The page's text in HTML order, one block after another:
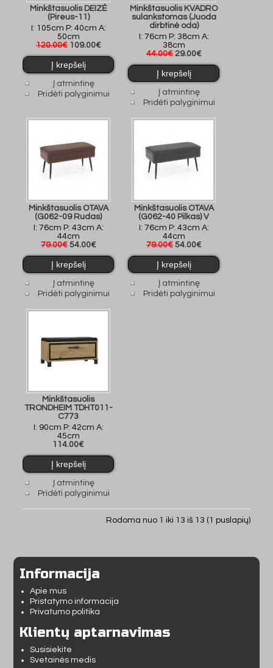
Minkštasuolis DEIZĖ
(Pireus-11)
I: 105cm P: 40cm A:
50cm
120.00€ 109.00€
Į atmintinę
Pridėti palyginimui
Minkštasuolis KVADRO
sulankstomas (Juoda
dirbtinė oda)
I: 76cm P: 38cm A:
38cm
44.00€ 29.00€
Į atmintinę
Pridėti palyginimui
Minkštasuolis OTAVA
(G062-09 Rudas)
I: 76cm P: 43cm A:
44cm
79.00€ 54.00€
Į atmintinę
Pridėti palyginimui
Minkštasuolis OTAVA
(G062-40 Pilkas) V
I: 76cm P: 43cm A:
44cm
79.00€ 54.00€
Į atmintinę
Pridėti palyginimui
Minkštasuolis
TRONDHEIM TDHT011-
C773
I: 90cm P: 42cm A:
45cm
114.00€
Į atmintinę
Pridėti palyginimui
Rodoma nuo 1 iki 13 iš 13 (1 puslapių)
Informacija
Apie mus
Pristatymo informacija
Privatumo politika
Klientų aptarnavimas
Susisiekite
Svetainės medis